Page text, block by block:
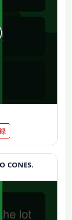
CONES.